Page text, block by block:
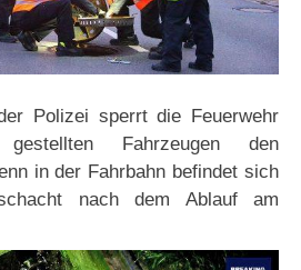
Polizei sperrt die Feuerwehr
Fahrzeugen den
in der Fahrbahn befindet sich
nach dem Ablauf am